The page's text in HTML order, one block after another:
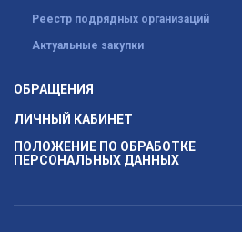
Реестр подрядных организаций
Актуальные закупки
ОБРАЩЕНИЯ
ЛИЧНЫЙ КАБИНЕТ
ПОЛОЖЕНИЕ ПО ОБРАБОТКЕ
ПЕРСОНАЛЬНЫХ ДАННЫХ